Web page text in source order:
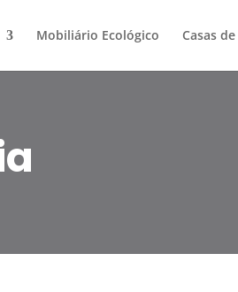
Mobiliário Ecológico Casas